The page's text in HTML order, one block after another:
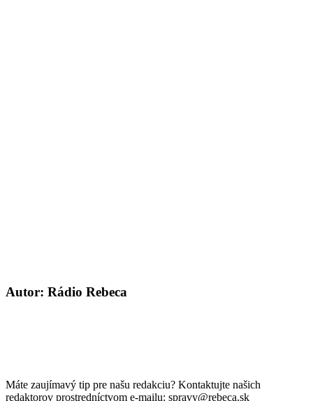
Autor: Rádio Rebeca
Máte zaujímavý tip pre našu redakciu? Kontaktujte našich
redaktorov prostredníctvom e-mailu: spravy@rebeca.sk